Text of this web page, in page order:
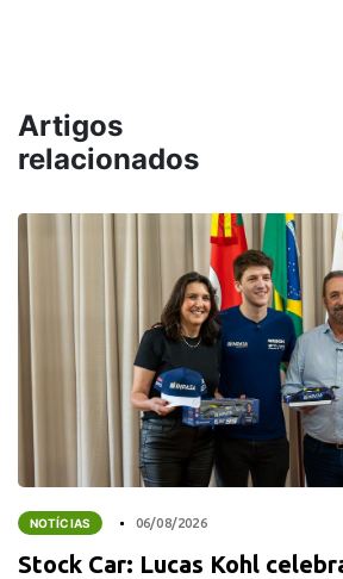
Artigos
relacionados
NOTÍCIAS 06/08/2026
Stock Car: Lucas Kohl